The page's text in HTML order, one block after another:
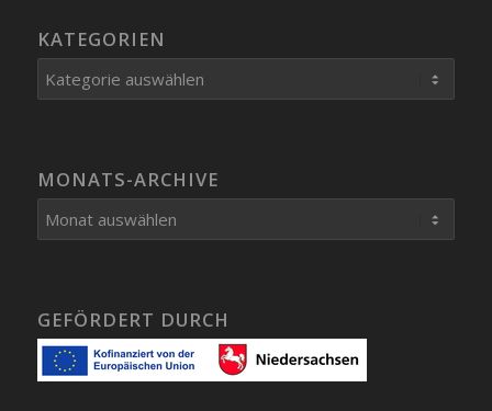
KATEGORIEN
Kategorien
MONATS-ARCHIVE
GEFÖRDERT DURCH